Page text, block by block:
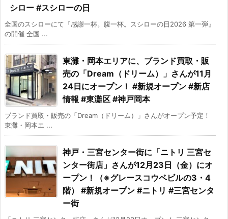
シロー #スシローの日
全国のスシローにて『感謝一杯。腹一杯。スシローの日2026 第一弾』
の開催 全国 ...
東灘・岡本エリアに、ブランド買取・販
売の「Dream（ドリーム）」さんが11月
24日にオープン！ #新規オープン #新店
情報 #東灘区 #神戸岡本
ブランド買取・販売の「Dream（ドリーム）」さんがオープン予定！
東灘・岡本エ ...
神戸・三宮センター街に「ニトリ 三宮セ
ンター街店」さんが12月23日（金）にオ
ープン！（※グレースコウベビルの3・4
階） #新規オープン #ニトリ #三宮センタ
ー街